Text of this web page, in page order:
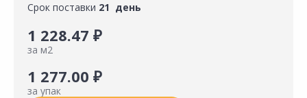
Срок поставки 21 день
1 228.47 ₽
за м2
1 277.00 ₽
за упак